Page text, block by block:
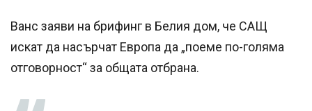
Ванс заяви на брифинг в Белия дом, че САЩ
искат да насърчат Европа да „поеме по-голяма
отговорност“ за общата отбрана.